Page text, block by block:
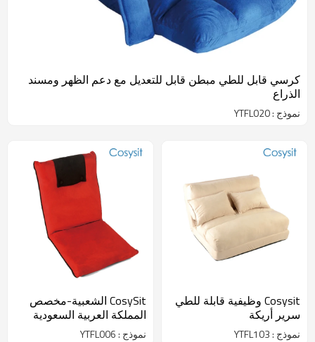
كرسي قابل للطي مبطن قابل للتعديل مع دعم الظهر ومسند
الذراع
نموذج : YTFL020
Cosysit وظيفية قابلة للطي
سرير أريكة
نموذج : YTFL103
CosySit الشعبية-مخصص
المملكة العربية السعودية
النسيج مقعد اليوغا الكلمة
نموذج : YTFL006